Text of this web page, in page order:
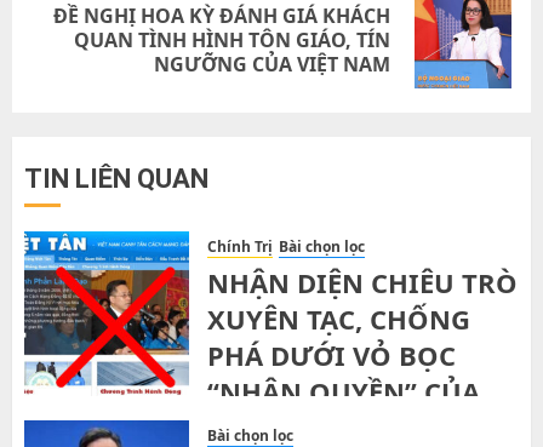
Next
ĐỀ NGHỊ HOA KỲ ĐÁNH GIÁ KHÁCH
QUAN TÌNH HÌNH TÔN GIÁO, TÍN
NGƯỠNG CỦA VIỆT NAM
TIN LIÊN QUAN
Chính Trị Bài chọn lọc
NHẬN DIỆN CHIÊU TRÒ
XUYÊN TẠC, CHỐNG
PHÁ DƯỚI VỎ BỌC
“NHÂN QUYỀN” CỦA
ĐẢNG VIỆT TÂN
Bài chọn lọc